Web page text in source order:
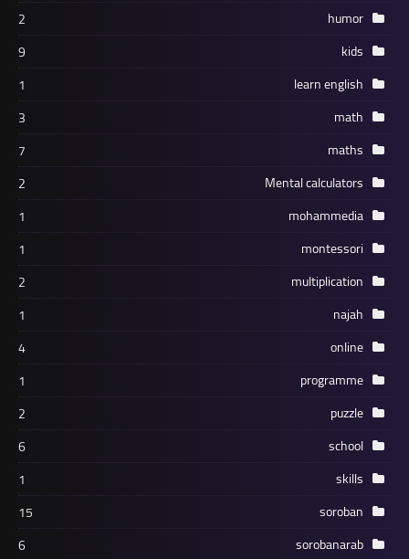
humor
2
kids
9
learn english
1
math
3
maths
7
Mental calculators
2
mohammedia
1
montessori
1
multiplication
2
najah
1
online
4
programme
1
puzzle
2
school
6
skills
1
soroban
15
sorobanarab
6